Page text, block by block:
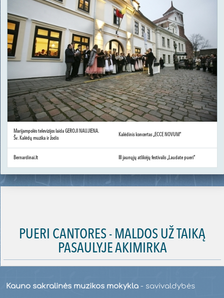
Marijampolės televizijos laida GEROJI NAUJIENA.
Šv. Kalėdų muzika ir žodis
Kalėdinis koncertas „ECCE NOVUM“
Bernardinai.lt III jaunųjų atlikėjų festivalis „Laudate pueri“
PUERI CANTORES - MALDOS UŽ TAIKĄ
PASAULYJE AKIMIRKA
Kauno sakralinės muzikos mokykla - savivaldybės